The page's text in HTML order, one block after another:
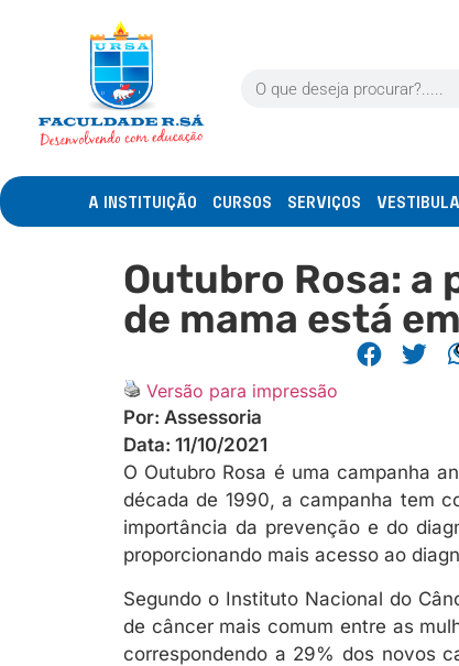
A INSTITUIÇÃO CURSOS SERVIÇOS
Outubro Rosa: a
de mama está
Versão para impressão
Por: Assessoria
Data: 11/10/2021
O Outubro Rosa é uma campanha
década de 1990, a campanha tem
importância da prevenção e do
proporcionando mais acesso ao
Segundo o Instituto Nacional do
de câncer mais comum entre as
correspondendo a 29% dos novos